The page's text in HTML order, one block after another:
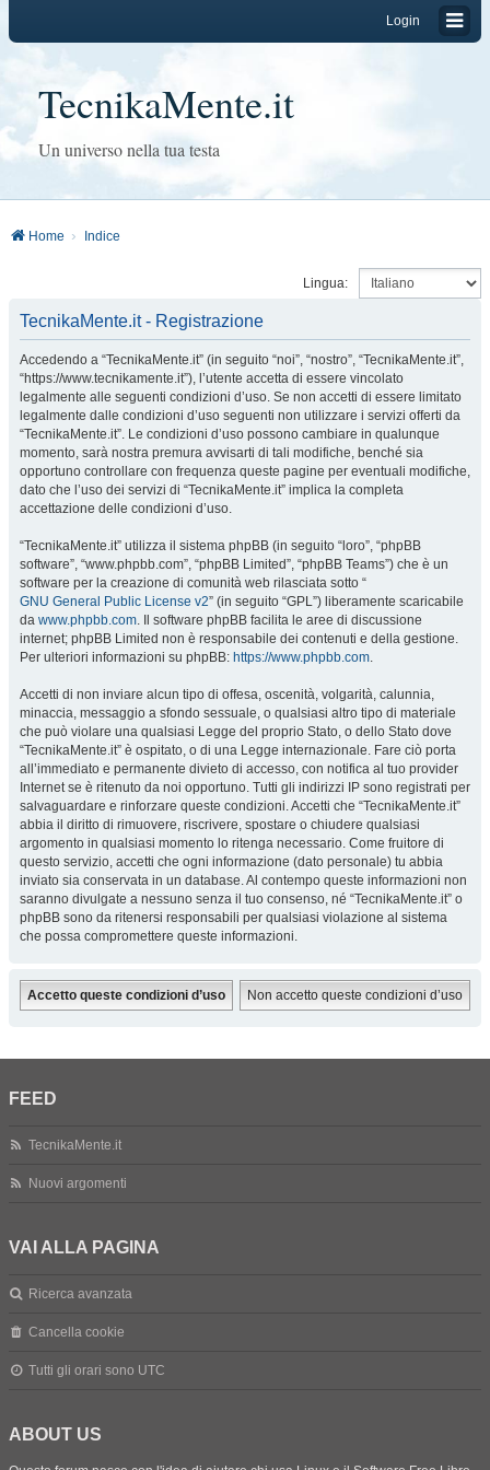
Login
TecnikaMente.it
Un universo nella tua testa
Home Indice
Lingua:
TecnikaMente.it - Registrazione
Accedendo a “TecnikaMente.it” (in seguito “noi”, “nostro”, “TecnikaMente.it”,
“https://www.tecnikamente.it”), l’utente accetta di essere vincolato
legalmente alle seguenti condizioni d’uso. Se non accetti di essere limitato
legalmente dalle condizioni d’uso seguenti non utilizzare i servizi offerti da
“TecnikaMente.it”. Le condizioni d’uso possono cambiare in qualunque
momento, sarà nostra premura avvisarti di tali modifiche, benché sia
opportuno controllare con frequenza queste pagine per eventuali modifiche,
dato che l’uso dei servizi di “TecnikaMente.it” implica la completa
accettazione delle condizioni d’uso.
“TecnikaMente.it” utilizza il sistema phpBB (in seguito “loro”, “phpBB
software”, “www.phpbb.com”, “phpBB Limited”, “phpBB Teams”) che è un
software per la creazione di comunità web rilasciata sotto “
GNU General Public License v2” (in seguito “GPL”) liberamente scaricabile
da www.phpbb.com. Il software phpBB facilita le aree di discussione
internet; phpBB Limited non è responsabile dei contenuti e della gestione.
Per ulteriori informazioni su phpBB: https://www.phpbb.com.
Accetti di non inviare alcun tipo di offesa, oscenità, volgarità, calunnia,
minaccia, messaggio a sfondo sessuale, o qualsiasi altro tipo di materiale
che può violare una qualsiasi Legge del proprio Stato, o dello Stato dove
“TecnikaMente.it” è ospitato, o di una Legge internazionale. Fare ciò porta
all’immediato e permanente divieto di accesso, con notifica al tuo provider
Internet se è ritenuto da noi opportuno. Tutti gli indirizzi IP sono registrati per
salvaguardare e rinforzare queste condizioni. Accetti che “TecnikaMente.it”
abbia il diritto di rimuovere, riscrivere, spostare o chiudere qualsiasi
argomento in qualsiasi momento lo ritenga necessario. Come fruitore di
questo servizio, accetti che ogni informazione (dato personale) tu abbia
inviato sia conservata in un database. Al contempo queste informazioni non
saranno divulgate a nessuno senza il tuo consenso, né “TecnikaMente.it” o
phpBB sono da ritenersi responsabili per qualsiasi violazione al sistema
che possa compromettere queste informazioni.
FEED
TecnikaMente.it
Nuovi argomenti
VAI ALLA PAGINA
Ricerca avanzata
Cancella cookie
Tutti gli orari sono UTC
ABOUT US